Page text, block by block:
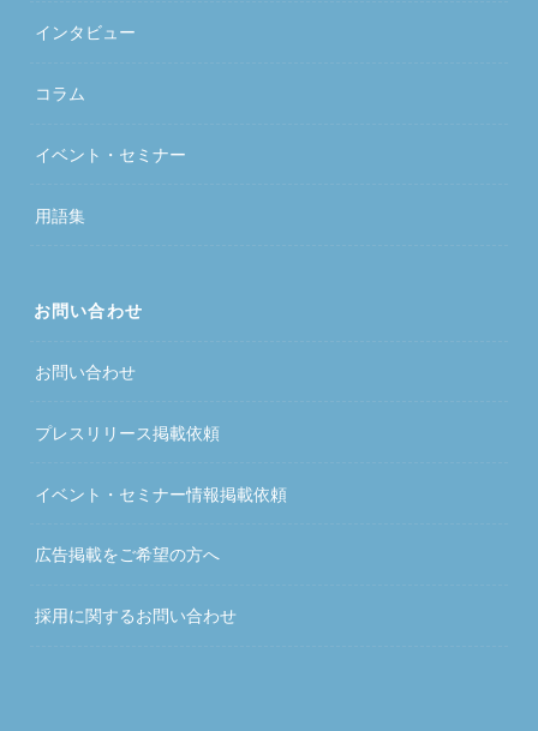
インタビュー
コラム
イベント・セミナー
用語集
お問い合わせ
お問い合わせ
プレスリリース掲載依頼
イベント・セミナー情報掲載依頼
広告掲載をご希望の方へ
採用に関するお問い合わせ